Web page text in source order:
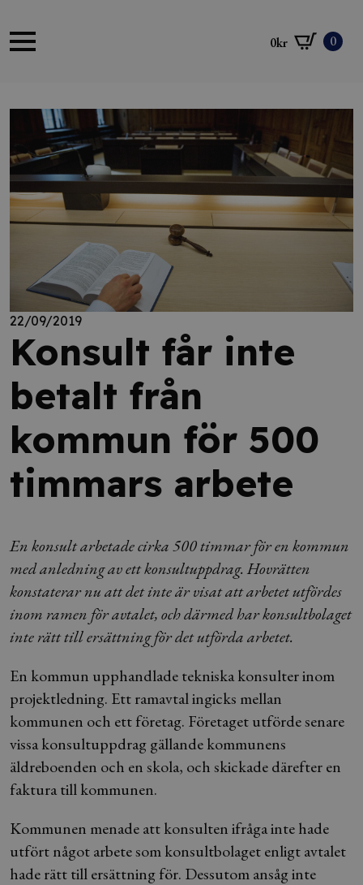
0kr 0
22/09/2019
Konsult får inte
betalt från
kommun för 500
timmars arbete
En konsult arbetade cirka 500 timmar för en kommun
med anledning av ett konsultuppdrag. Hovrätten
konstaterar nu att det inte är visat att arbetet utfördes
inom ramen för avtalet, och därmed har konsultbolaget
inte rätt till ersättning för det utförda arbetet.
En kommun upphandlade tekniska konsulter inom
projektledning. Ett ramavtal ingicks mellan
kommunen och ett företag. Företaget utförde senare
vissa konsultuppdrag gällande kommunens
äldreboenden och en skola, och skickade därefter en
faktura till kommunen.
Kommunen menade att konsulten ifråga inte hade
utfört något arbete som konsultbolaget enligt avtalet
hade rätt till ersättning för. Dessutom ansåg inte